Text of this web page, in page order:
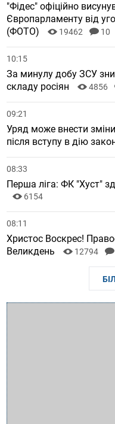
"Фідес" офіційно
Європарламенту від
(ФОТО)
19462 10
10:15
За минулу добу ЗСУ
складу росіян
4856
09:21
Уряд може внести
після вступу в дію
08:33
Перша ліга: ФК "Хуст"
6154
08:11
Христос Воскрес!
Великдень
12794